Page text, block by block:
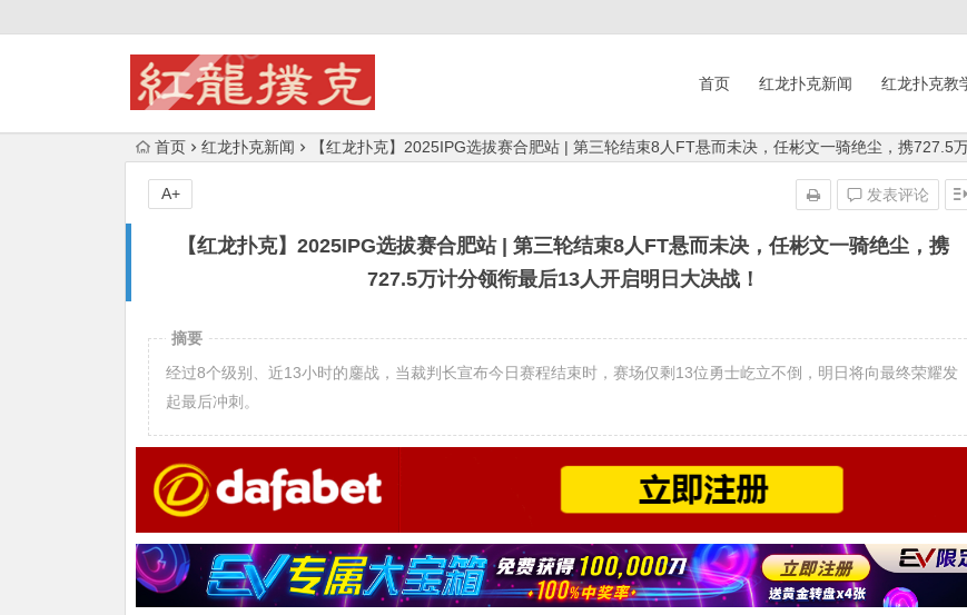
首页 红龙扑克新闻 红龙扑克教
首页 红龙扑克新闻 【红龙扑克】2025IPG选拔赛合肥站 | 第三轮结束8人FT悬而未决，任彬文一骑绝尘，携727.5
【红龙扑克】2025IPG选拔赛合肥站 | 第三轮结束8人FT悬而未决，任彬文一骑绝尘，携
727.5万计分领衔最后13人开启明日大决战！
发表评论
A+
摘要
经过8个级别、近13小时的鏖战，当裁判长宣布今日赛程结束时，赛场仅剩13位勇士屹立不倒，明日将向最终荣耀发
起最后冲刺。